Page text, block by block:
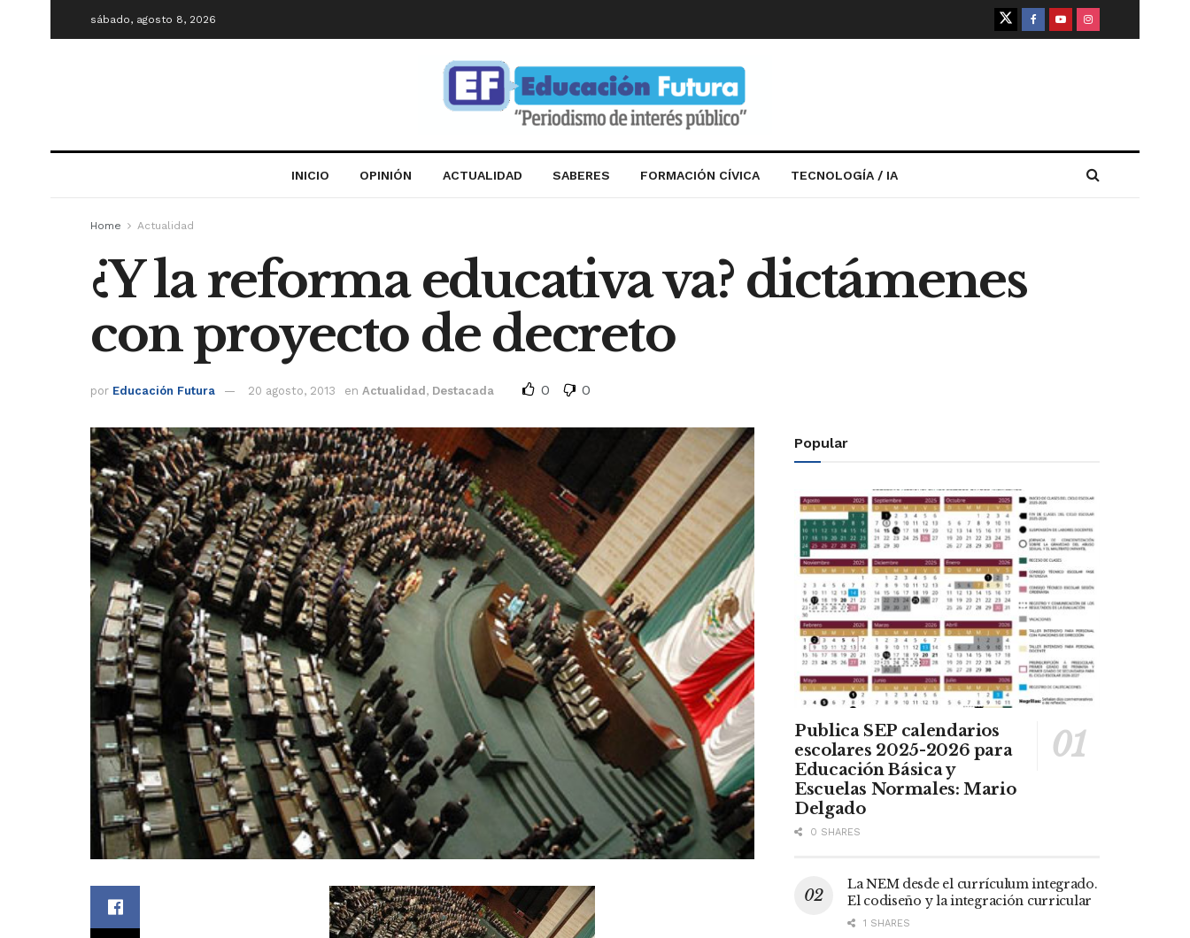
sábado, agosto 8, 2026
INICIO OPINIÓN ACTUALIDAD SABERES FORMACIÓN CÍVICA TECNOLOGÍA / IA
Home Actualidad
¿Y la reforma educativa va? dictámenes
con proyecto de decreto
por Educación Futura 20 agosto, 2013 en Actualidad , Destacada 0 0
Popular
Publica SEP calendarios
escolares 2025-2026 para
Educación Básica y
Escuelas Normales: Mario
Delgado
0 SHARES
La NEM desde el currículum integrado.
El codiseño y la integración curricular
1 SHARES